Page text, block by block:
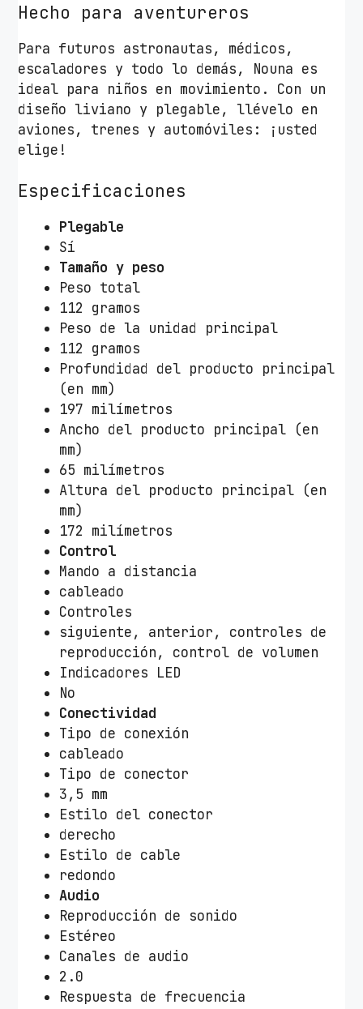
n
/
R
o
s
a
s
a
Hecho para aventureros
Para futuros astronautas, médicos,
escaladores y todo lo demás, Nouna es
ideal para niños en movimiento. Con un
diseño liviano y plegable, llévelo en
aviones, trenes y automóviles: ¡usted
elige!
Especificaciones
Plegable
Sí
Tamaño y peso
Peso total
112 gramos
Peso de la unidad principal
112 gramos
Profundidad del producto principal
(en mm)
197 milímetros
Ancho del producto principal (en
mm)
65 milímetros
Altura del producto principal (en
mm)
172 milímetros
Control
Mando a distancia
cableado
Controles
siguiente, anterior, controles de
reproducción, control de volumen
Indicadores LED
No
Conectividad
Tipo de conexión
cableado
Tipo de conector
3,5 mm
Estilo del conector
derecho
Estilo de cable
redondo
Audio
Reproducción de sonido
Estéreo
Canales de audio
2.0
Respuesta de frecuencia